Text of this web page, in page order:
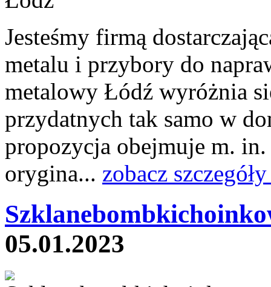
Jesteśmy firmą
metalu i przybory do
metalowy Łódź wyróżnia
przydatnych tak samo w
propozycja obejmuje m.
orygina... zobacz
05.01.2023